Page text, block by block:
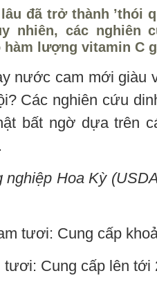
đã trở thành ’thói
nhiên, các nghiên
lượng vitamin C
nước cam mới giàu
Các nghiên cứu
bất ngờ dựa trên
nghiệp Hoa Kỳ
tươi: Cung cấp
tươi: Cung cấp lên tới